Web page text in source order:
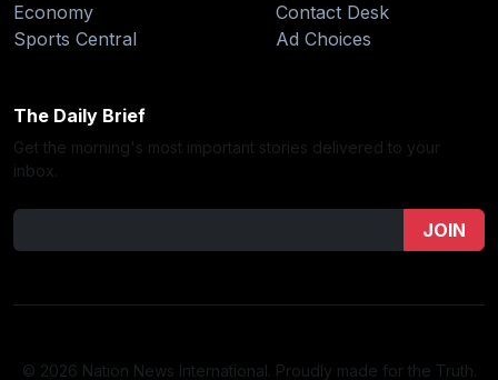
Economy
Sports Central
Contact Desk
Ad Choices
The Daily Brief
Get the morning's most important stories delivered to your
inbox.
JOIN
© 2026 Nation News International. Proudly made for the Truth.